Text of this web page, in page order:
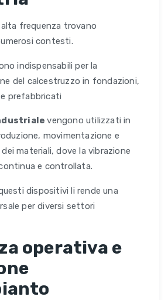
frequenza trovano
contesti.
indispensabili per la
del calcestruzzo in fondazioni,
prefabbricati
vengono utilizzati in
movimentazione e
materiali, dove la vibrazione
e controllata.
dispositivi li rende una
per diversi settori
operativa e